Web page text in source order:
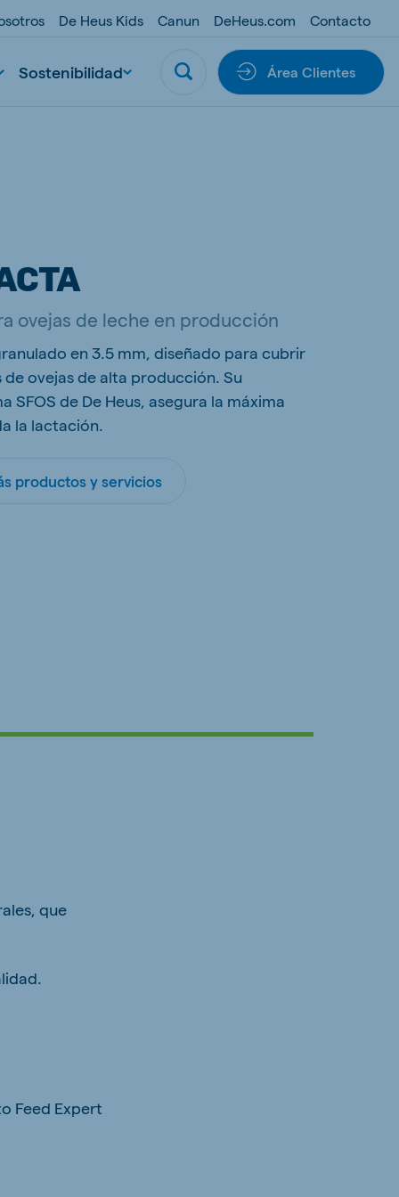
De Heus Kids Canun DeHeus.com Contacto
Sostenibilidad Área Clientes
ovejas de leche en producción
en 3.5 mm, diseñado para cubrir
ovejas de alta producción. Su
SFOS de De Heus, asegura la máxima
la lactación.
productos y servicios
que
Feed Expert